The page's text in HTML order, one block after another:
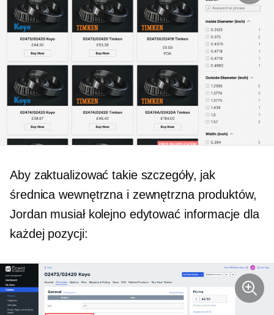
Aby zaktualizować takie szczegóły, jak
średnica wewnętrzna i zewnętrzna produktów,
Jordan musiał kolejno edytować informacje dla
każdej pozycji: